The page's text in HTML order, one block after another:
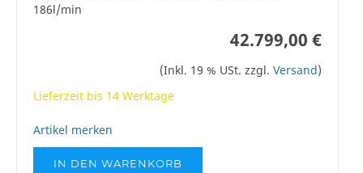
186l/min
42.799,00 €
(Inkl. 19 % USt. zzgl. Versand)
Lieferzeit bis 14 Werktage
Artikel merken
IN DEN WARENKORB